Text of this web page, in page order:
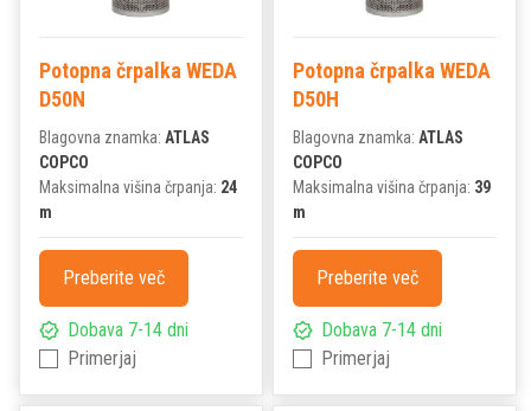
Potopna črpalka WEDA
D50N
Blagovna znamka: ATLAS
COPCO
Maksimalna višina črpanja: 24
m
Preberite več
Dobava 7-14 dni
Primerjaj
Potopna črpalka WEDA
D50H
Blagovna znamka: ATLAS
COPCO
Maksimalna višina črpanja: 39
m
Preberite več
Dobava 7-14 dni
Primerjaj